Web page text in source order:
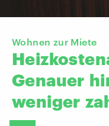
Wohnen zur Miete
Genauer
weniger